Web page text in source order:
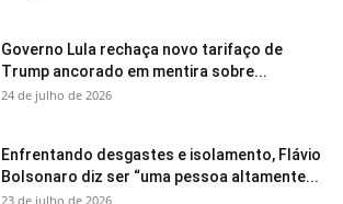
Governo Lula rechaça novo tarifaço de
Trump ancorado em mentira sobre...
24 de julho de 2026
Enfrentando desgastes e isolamento, Flávio
Bolsonaro diz ser “uma pessoa altamente...
23 de julho de 2026